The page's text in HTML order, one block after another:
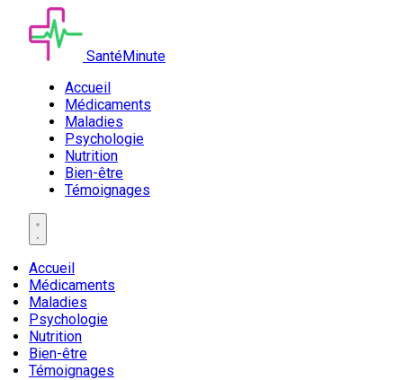
SantéMinute
Accueil
Médicaments
Maladies
Psychologie
Nutrition
Bien-être
Témoignages
Accueil
Médicaments
Maladies
Psychologie
Nutrition
Bien-être
Témoignages